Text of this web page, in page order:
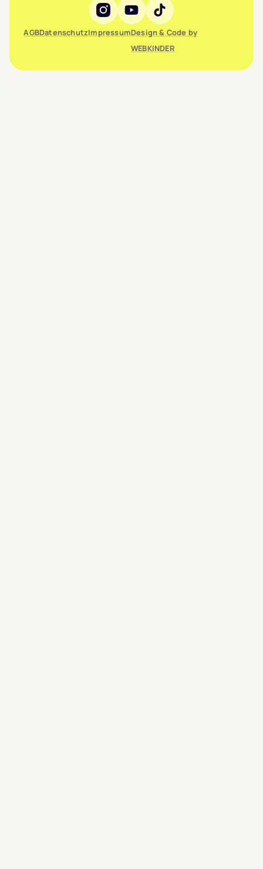
Social Media
AGBDatenschutzImpressumDesign & Code by
WEBKINDER